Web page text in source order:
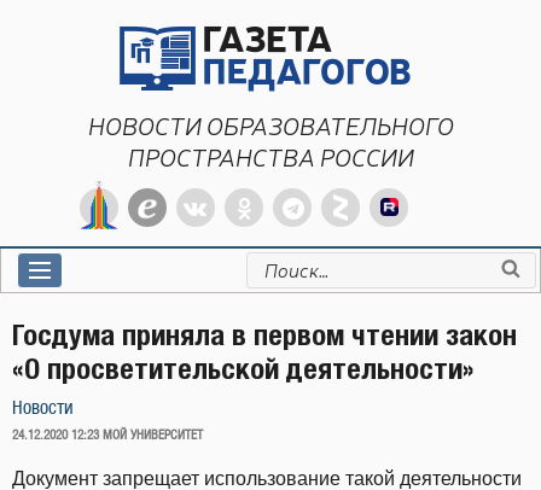
НОВОСТИ ОБРАЗОВАТЕЛЬНОГО
ПРОСТРАНСТВА РОССИИ
Искать:
Госдума приняла в первом чтении закон
«О просветительской деятельности»
Новости
ОПУБЛИКОВАНО
24.12.2020 12:23 МОЙ УНИВЕРСИТЕТ
Документ запрещает использование такой деятельности